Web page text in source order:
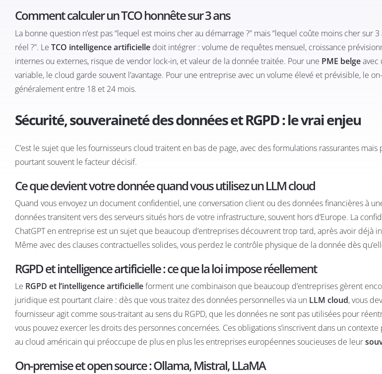
Comment calculer un TCO honnête sur 3 ans
La bonne question n’est pas “lequel est moins cher au démarrage ?” mais “lequel coûte moins cher sur 3
réel ?”. Le TCO intelligence artificielle doit intégrer : volume de requêtes mensuel, croissance
internes ou externes, risque de vendor lock-in, et valeur de la donnée traitée. Pour une PME belgeavec
variable, le cloud garde souvent l’avantage. Pour une entreprise avec un volume élevé et prévisible, le
généralement entre 18 et 24 mois.
Sécurité, souveraineté des données et RGPD : le vrai enjeu
C’est le sujet que les fournisseurs cloud traitent en bas de page, avec des formulations rassurantes mais
pourtant souvent le facteur décisif.
Ce que devient votre donnée quand vous utilisez un LLM cloud
Quand vous envoyez un document confidentiel, une conversation client ou des données financières à
données transitent vers des serveurs situés hors de votre infrastructure, souvent hors d’Europe. La
ChatGPT en entreprise est un sujet que beaucoup d’entreprises découvrent trop tard, après avoir déjà
Même avec des clauses contractuelles solides, vous perdez le contrôle physique de la donnée dès
RGPD et intelligence artificielle : ce que la loi impose réellement
Le RGPD et l’intelligence artificielleforment une combinaison que beaucoup d’entreprises gèrent
juridique est pourtant claire : dès que vous traitez des données personnelles via un LLM cloud, vous
fournisseur agit comme sous-traitant au sens du RGPD, que les données ne sont pas utilisées pour
vous pouvez exercer les droits des personnes concernées. Ces obligations s’inscrivent dans un contexte
au cloud américain qui préoccupe de plus en plus les entreprises européennes soucieuses de leur
On-premise et open source : Ollama, Mistral, LLaMA